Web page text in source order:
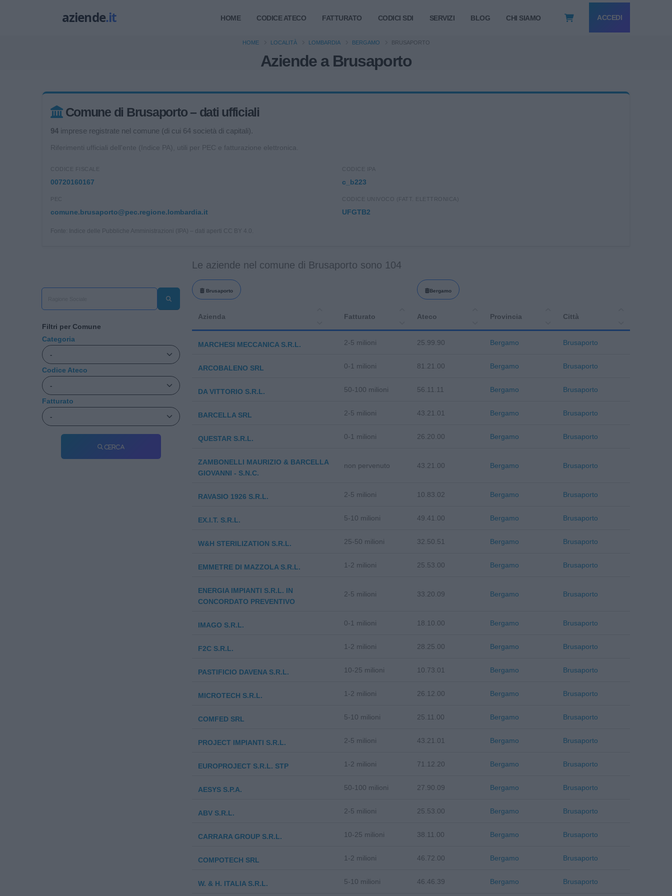
HOME CODICE ATECO FATTURATO CODICI SDI SERVIZI BLOG CHI SIAMO ACCEDI
Aziende a Brusaporto
HOME LOCALITÀ LOMBARDIA BERGAMO BRUSAPORTO
Comune di Brusaporto – dati ufficiali
94 imprese registrate nel comune (di cui 64 società di capitali).
Riferimenti ufficiali dell'ente (Indice PA), utili per PEC e fatturazione elettronica.
CODICE FISCALE
00720160167
CODICE IPA
c_b223
PEC
comune.brusaporto@pec.regione.lombardia.it
CODICE UNIVOCO (FATT. ELETTRONICA)
UFGTB2
Fonte: Indice delle Pubbliche Amministrazioni (IPA) – dati aperti CC BY 4.0.
Filtri per Comune
Categoria
Codice Ateco
Fatturato
Cerca
Le aziende nel comune di Brusaporto sono 104
Brusaporto Bergamo
Azienda Fatturato Ateco Provincia Città
MARCHESI MECCANICA S.R.L. 2-5 milioni 25.99.90 Bergamo Brusaporto
ARCOBALENO SRL 0-1 milioni 81.21.00 Bergamo Brusaporto
DA VITTORIO S.R.L. 50-100 milioni 56.11.11 Bergamo Brusaporto
BARCELLA SRL 2-5 milioni 43.21.01 Bergamo Brusaporto
QUESTAR S.R.L. 0-1 milioni 26.20.00 Bergamo Brusaporto
ZAMBONELLI MAURIZIO & BARCELLA
GIOVANNI - S.N.C.
non pervenuto 43.21.00 Bergamo Brusaporto
RAVASIO 1926 S.R.L. 2-5 milioni 10.83.02 Bergamo Brusaporto
EX.I.T. S.R.L. 5-10 milioni 49.41.00 Bergamo Brusaporto
W&H STERILIZATION S.R.L. 25-50 milioni 32.50.51 Bergamo Brusaporto
EMMETRE DI MAZZOLA S.R.L. 1-2 milioni 25.53.00 Bergamo Brusaporto
ENERGIA IMPIANTI S.R.L. IN
CONCORDATO PREVENTIVO
2-5 milioni 33.20.09 Bergamo Brusaporto
IMAGO S.R.L. 0-1 milioni 18.10.00 Bergamo Brusaporto
F2C S.R.L. 1-2 milioni 28.25.00 Bergamo Brusaporto
PASTIFICIO DAVENA S.R.L. 10-25 milioni 10.73.01 Bergamo Brusaporto
MICROTECH S.R.L. 1-2 milioni 26.12.00 Bergamo Brusaporto
COMFED SRL 5-10 milioni 25.11.00 Bergamo Brusaporto
PROJECT IMPIANTI S.R.L. 2-5 milioni 43.21.01 Bergamo Brusaporto
EUROPROJECT S.R.L. STP 1-2 milioni 71.12.20 Bergamo Brusaporto
AESYS S.P.A. 50-100 milioni 27.90.09 Bergamo Brusaporto
ABV S.R.L. 2-5 milioni 25.53.00 Bergamo Brusaporto
CARRARA GROUP S.R.L. 10-25 milioni 38.11.00 Bergamo Brusaporto
COMPOTECH SRL 1-2 milioni 46.72.00 Bergamo Brusaporto
W. & H. ITALIA S.R.L. 5-10 milioni 46.46.39 Bergamo Brusaporto